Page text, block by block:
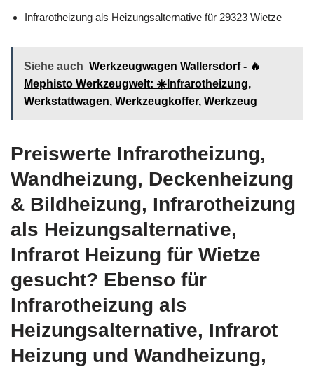
Infrarotheizung als Heizungsalternative für 29323 Wietze
Siehe auch Werkzeugwagen Wallersdorf - 🔥
Mephisto Werkzeugwelt: ☀️Infrarotheizung,
Werkstattwagen, Werkzeugkoffer, Werkzeug
Preiswerte Infrarotheizung,
Wandheizung, Deckenheizung
& Bildheizung, Infrarotheizung
als Heizungsalternative,
Infrarot Heizung für Wietze
gesucht? Ebenso für
Infrarotheizung als
Heizungsalternative, Infrarot
Heizung und Wandheizung,